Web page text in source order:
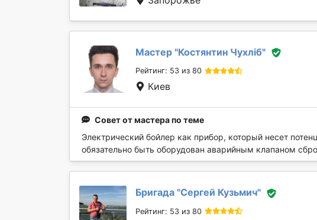
Мастер "Костянтин Чухліб"
Рейтинг: 53 из 80
Киев
Совет от мастера по теме
Электрический бойлер как прибор, который несет
обязательно быть оборудован аварийным клапаном
Бригада "Сергей Кузьмич"
Рейтинг: 53 из 80